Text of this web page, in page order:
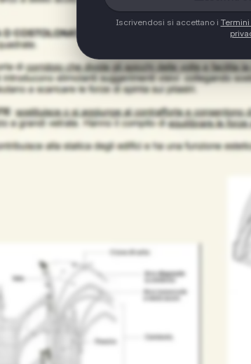
Iscrivendosi si accettano i